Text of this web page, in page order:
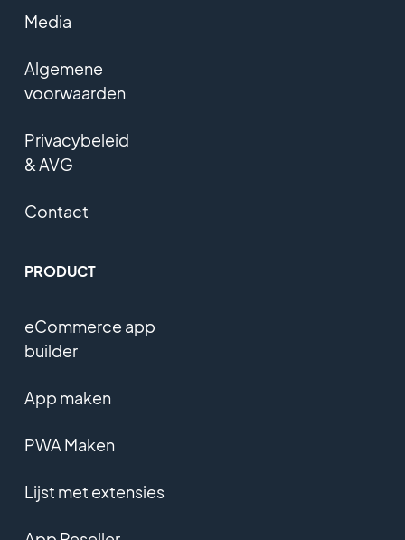
Media
Algemene
voorwaarden
Privacybeleid
& AVG
Contact
PRODUCT
eCommerce app
builder
App maken
PWA Maken
Lijst met extensies